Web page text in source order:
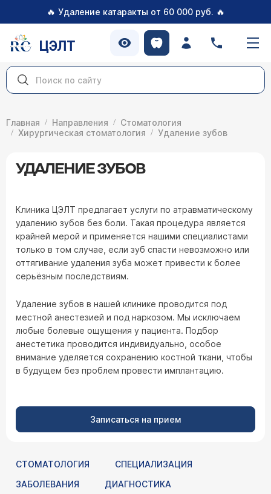
🔥 Удаление катаракты от 60 000 руб. 🔥
ЦЭЛТ
Главная Направления
Стоматология
Хирургическая стоматология
Удаление зубов
УДАЛЕНИЕ ЗУБОВ
Клиника ЦЭЛТ предлагает услуги по атравматическому
удалению зубов без боли. Такая процедура является
крайней мерой и применяется нашими специалистами
только в том случае, если зуб спасти невозможно или
оттягивание удаления зуба может привести к более
серьёзным последствиям.
Удаление зубов в нашей клинике проводится под
местной анестезией и под наркозом. Мы исключаем
любые болевые ощущения у пациента. Подбор
анестетика проводится индивидуально, особое
внимание уделяется сохранению костной ткани, чтобы
в будущем без проблем провести имплантацию.
Записаться на прием
СТОМАТОЛОГИЯ
СПЕЦИАЛИЗАЦИЯ
ЗАБОЛЕВАНИЯ
ДИАГНОСТИКА